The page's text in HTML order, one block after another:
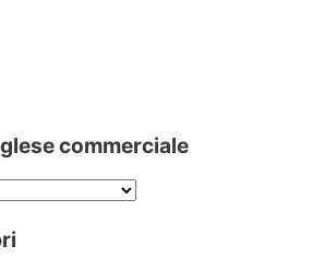
commerciale